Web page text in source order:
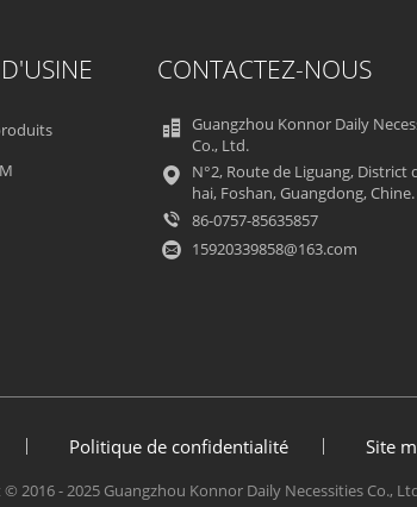
CONTACTEZ-NOUS
Guangzhou Konnor Daily
Co., Ltd.
N°2, Route de Liguang, District
hai, Foshan, Guangdong, Chine.
86-0757-85635857
15920339858@163.com
Politique de confidentialité Site
2016 - 2025 Guangzhou Konnor Daily Necessities Co.,